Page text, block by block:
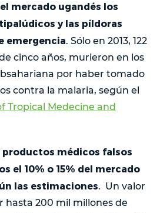
mercado ugandés los
y las píldoras
emergencia. Sólo en 2013, 122
cinco años, murieron en los
por haber tomado
contra la malaria, según el
Tropical Medecine and
médicos falsos
el 10% o 15% del mercado
las estimaciones. Un valor
hasta 200 mil millones de